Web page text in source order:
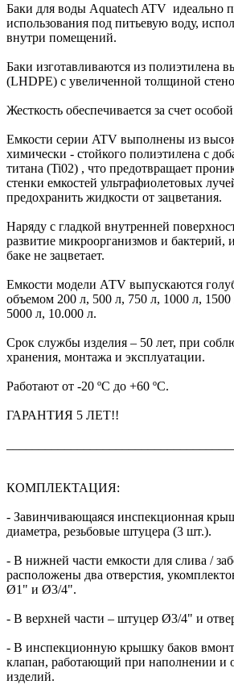
Баки для воды Aquatech ATV идеально
использования под питьевую воду,
внутри помещений.
Баки изготавливаются из полиэтилена
(LHDPE) с увеличенной толщиной
Жесткость обеспечивается за счет
Емкости серии ATV выполнены из
химически - стойкого полиэтилена с
титана (Ti02) , что предотвращает
стенки емкостей ультрафиолетовых
предохранить жидкости от зацветания.
Наряду с гладкой внутренней
развитие микроорганизмов и бактерий,
баке не зацветает.
Емкости модели АТV выпускаются
объемом 200 л, 500 л, 750 л, 1000 л, 1500
5000 л, 10.000 л.
Срок службы изделия – 50 лет, при
хранения, монтажа и эксплуатации.
Работают от -20 ºС до +60 ºС.
ГАРАНТИЯ 5 ЛЕТ!!
КОМПЛЕКТАЦИЯ:
- Завинчивающаяся инспекционная
диаметра, резьбовые штуцера (3 шт.).
- В нижней части емкости для слива /
расположены два отверстия,
Ø1" и Ø3/4".
- В верхней части – штуцер Ø3/4" и
- В инспекционную крышку баков
клапан, работающий при наполнении и
изделий.